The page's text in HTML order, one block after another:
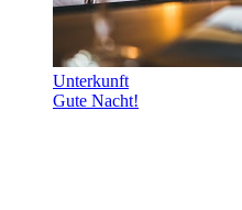
Unterkunft
Gute Nacht!